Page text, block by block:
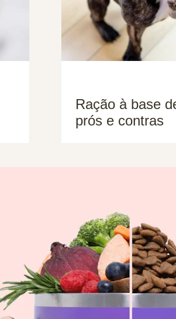
Ração à base
prós e contras